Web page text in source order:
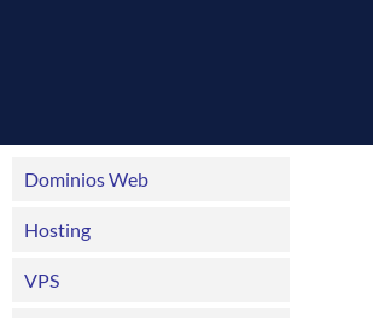
Dominios Web
Hosting
VPS